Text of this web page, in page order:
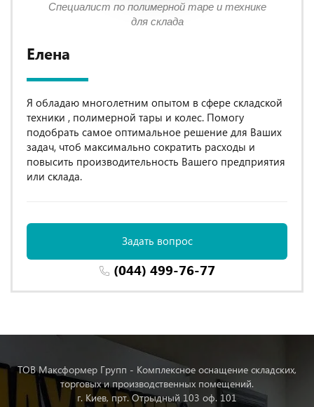
Специалист по полимерной таре и технике
для склада
Елена
Я обладаю многолетним опытом в сфере складской
техники , полимерной тары и колес. Помогу
подобрать самое оптимальное решение для Ваших
задач, чтоб максимально сократить расходы и
повысить производительность Вашего предприятия
или склада.
Задать вопрос
(044) 499-76-77
ТОВ Максформер Групп - Комплексное оснащение складских,
торговых и производственных помещений.
г. Киев, прт. Отрыдный 103 оф. 101